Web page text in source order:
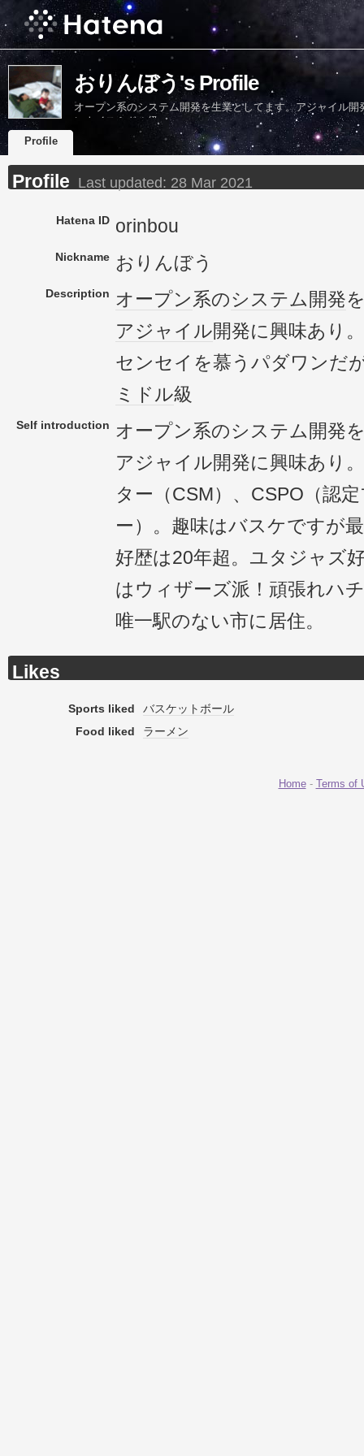
おりんぼう's Profile
オープン系のシステム開発を生業としてます。アジャイル
にナイスミドル級
Profile
Profile Last updated: 28 Mar 2021
Hatena ID orinbou
Nickname おりんぼう
Description オープン系のシステム開発
アジャイル開発に興味あり。
センセイを慕うパダワンだ
ミドル級
Self introduction オープン系のシステム開発
アジャイル開発に興味あり
ター（CSM）、CSPO（認
ー）。趣味はバスケですが
好歴は20年超。ユタジャズ
はウィザーズ派！頑張れハ
唯一駅のない市に居住。
Likes
Sports liked
バスケットボール
Food liked
ラーメン
Home- Terms of